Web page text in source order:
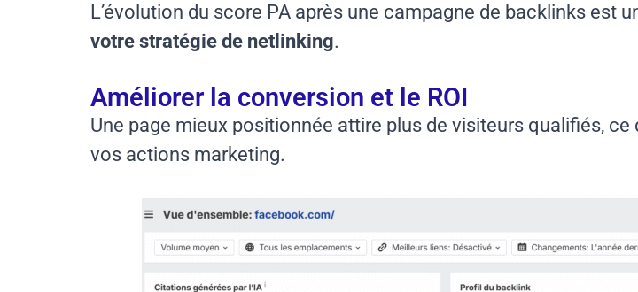
L’évolution du score PA après une campagne de backlinks est
votre stratégie de netlinking.
Améliorer la conversion et le ROI
Une page mieux positionnée attire plus de visiteurs qualifiés, ce
vos actions marketing.